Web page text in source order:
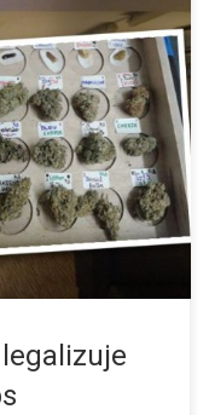
w Hiszpanii
z nich jest w
są one […]